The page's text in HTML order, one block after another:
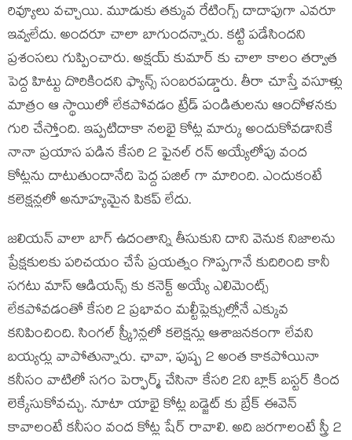
రివ్యూలు వచ్చాయి. మూడుకు తక్కువ రేటింగ్స్ దాదాపుగా ఎవరూ
ఇవ్వలేదు. అందరూ చాలా బాగుందన్నారు. కట్టి పడేసిందని
ప్రశంసలు గుప్పించారు. అక్షయ్ కుమార్ కు చాలా కాలం తర్వాత
పెద్ద హిట్టు దొరికిందని ఫ్యాన్స్ సంబరపడ్డారు. తీరా చూస్తే వసూళ్లు
మాత్రం ఆ స్థాయిలో లేకపోవడం ట్రేడ్ పండితులను ఆందోళనకు
గురి చేస్తోంది. ఇప్పటిదాకా నలభై కోట్ల మార్కు అందుకోవడానికే
నానా ప్రయాస పడిన కేసరి 2 ఫైనల్ రన్ అయ్యేలోపు వంద
కోట్లను దాటుతుందానేది పెద్ద పజిల్ గా మారింది. ఎందుకంటే
కలెక్షన్లలో అనూహ్యమైన పికప్ లేదు.
జలియన్ వాలా బాగ్ ఉదంతాన్ని తీసుకుని దాని వెనుక నిజాలను
ప్రేక్షకులకు పరిచయం చేసే ప్రయత్నం గొప్పగానే కుదిరింది కానీ
సగటు మాస్ ఆడియన్స్ కు కనెక్ట్ అయ్యే ఎలిమెంట్స్
లేకపోవడంతో కేసరి 2 ప్రభావం మల్టీప్లెక్సుల్లోనే ఎక్కువ
కనిపించింది. సింగల్ స్క్రీన్లలో కలెక్షన్లు ఆశాజనకంగా లేవని
బయ్యర్లు వాపోతున్నారు. ఛావా, పుష్ప 2 అంత కాకపోయినా
కనీసం వాటిలో సగం పెర్ఫార్మ్ చేసినా కేసరి 2ని బ్లాక్ బస్టర్ కింద
లెక్కేసుకోవచ్చు. నూటా యాభై కోట్ల బడ్జెట్ కు బ్రేక్ ఈవెన్
కావాలంటే కనీసం వంద కోట్ల షేర్ రావాలి. అది జరగాలంటే స్త్రీ 2